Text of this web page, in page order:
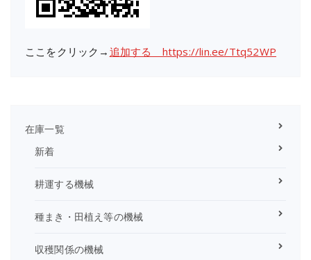
ここをクリック→ 追加する https://lin.ee/Ttq52WP
在庫一覧
新着
耕運する機械
種まき・田植え等の機械
収穫関係の機械